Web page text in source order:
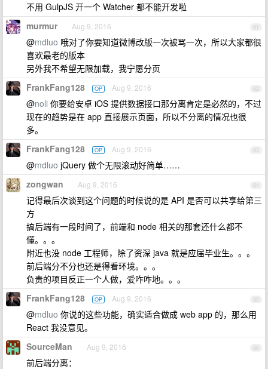
不用 GulpJS 开一个 Watcher 都不能开发啦
81
murmur Aug 9, 2016
@mdluo 哦对了你要知道微博改版一次被骂一次，所以大家都很
喜欢最老的版本
另外我不希望无限加载，我宁愿分页
82
FrankFang128 OP Aug 9, 2016
@noli 你要给安卓 iOS 提供数据接口那分离肯定是必然的，不过
现在的趋势是在 app 直接展示页面，所以不分离的情况也很
多。
83
FrankFang128 OP Aug 9, 2016
@mdluo jQuery 做个无限滚动好简单……
84
zongwan Aug 9, 2016
记得最后次谈到这个问题的时候说的是 API 是否可以共享给第三
方
搞后端有一段时间了，前端和 node 相关的那套还什么都不
懂。。。
附近也没 node 工程师，除了资深 java 就是应届毕业生。。。
前后端分不分也还是得看环境。。。
负责的项目反正一个人做，爱咋咋地。。。
85
FrankFang128 OP Aug 9, 2016
@mdluo 你说的这些功能，确实适合做成 web app 的，那么用
React 我没意见。
86
SourceMan Aug 9, 2016
前后端分离：